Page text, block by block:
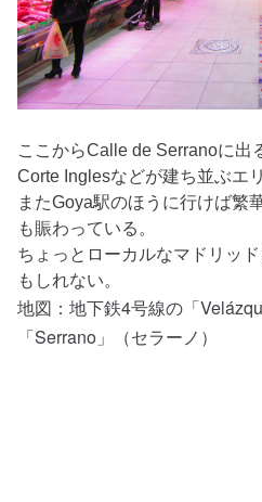
ここからCalle de Serranoに出
Corte Inglesなどが建ち並ぶエ
またGoya駅のほうに行けば繁
も賑わっている。
ちょっとローカルなマドリッ
もしれない。
地図：地下鉄4号線の「
「Serrano」（セラーノ）